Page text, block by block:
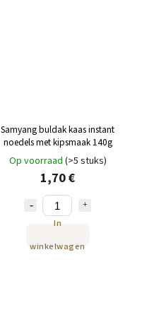
Samyang buldak kaas instant
noedels met kipsmaak 140g
Op voorraad (>5 stuks)
1,70 €
In
winkelwagen